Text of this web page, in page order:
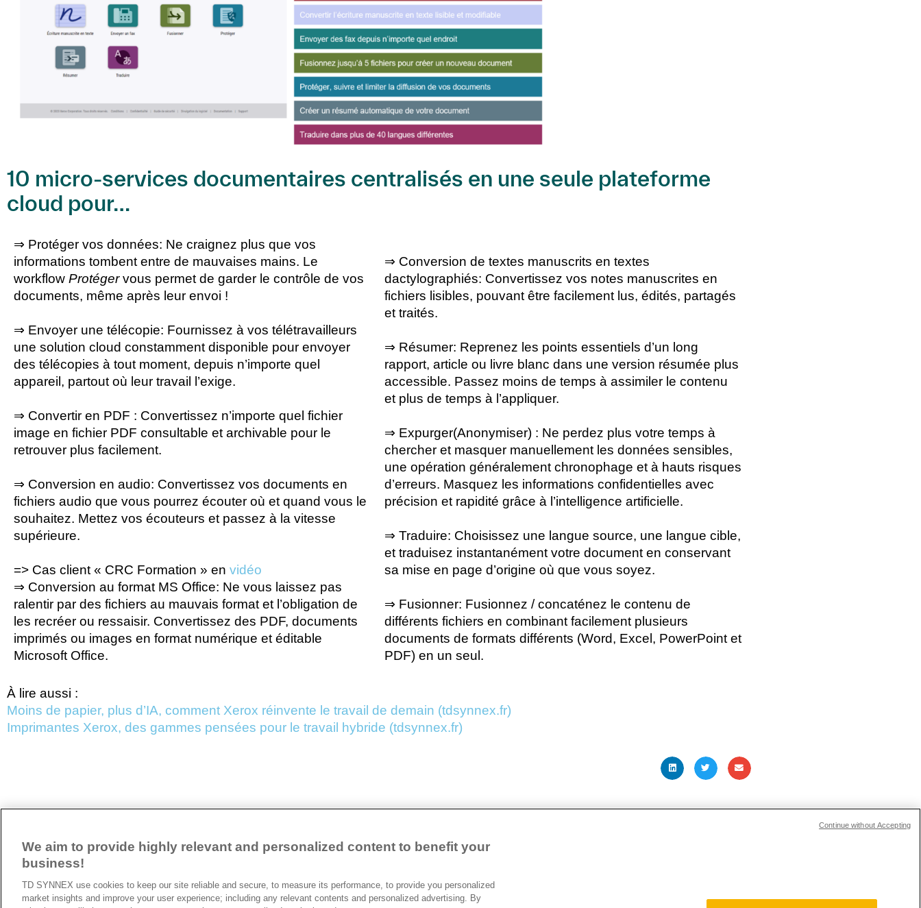
10 micro-services documentaires centralisés en une seule plateforme
cloud pour…
⇒ Protéger vos données: Ne craignez plus que vos
informations tombent entre de mauvaises mains. Le
workflow Protégervous permet de garder le contrôle de vos
documents, même après leur envoi !
⇒ Envoyer une télécopie: Fournissez à vos télétravailleurs
une solution cloud constamment disponible pour envoyer
des télécopies à tout moment, depuis n’importe quel
appareil, partout où leur travail l’exige.
⇒ Convertir en PDF : Convertissez n’importe quel fichier
image en fichier PDF consultable et archivable pour le
retrouver plus facilement.
⇒ Conversion en audio: Convertissez vos documents en
fichiers audio que vous pourrez écouter où et quand vous le
souhaitez. Mettez vos écouteurs et passez à la vitesse
supérieure.
=> Cas client« CRC Formation » en vidéo
⇒ Conversion au format MS Office: Ne vous laissez pas
ralentir par des fichiers au mauvais format et l’obligation de
les recréer ou ressaisir. Convertissez des PDF, documents
imprimés ou images en format numérique et éditable
Microsoft Office.
⇒ Conversion de textes manuscrits en textes
dactylographiés: Convertissez vos notes manuscrites en
fichiers lisibles, pouvant être facilement lus, édités, partagés
et traités.
⇒ Résumer: Reprenez les points essentiels d’un long
rapport, article ou livre blanc dans une version résumée plus
accessible. Passez moins de temps à assimiler le contenu
et plus de temps à l’appliquer.
⇒ Expurger(Anonymiser) : Ne perdez plus votre temps à
chercher et masquer manuellement les données sensibles,
une opération généralement chronophage et à hauts risques
d’erreurs. Masquez les informations confidentielles avec
précision et rapidité grâce à l’intelligence artificielle.
⇒ Traduire: Choisissez une langue source, une langue cible,
et traduisez instantanément votre document en conservant
sa mise en page d’origine où que vous soyez.
⇒ Fusionner: Fusionnez / concaténez le contenu de
différents fichiers en combinant facilement plusieurs
documents de formats différents (Word, Excel, PowerPoint et
PDF) en un seul.
À lire aussi :
Moins de papier, plus d’IA, comment Xerox réinvente le travail de demain (tdsynnex.fr)
Imprimantes Xerox, des gammes pensées pour le travail hybride (tdsynnex.fr)
A propos de TD SYNNEX
Historique
Devenir Client
Contact
We aim to provide highly relevant and personalized content to benefit your
business!
TD SYNNEX use cookies to keep our site reliable and secure, to measure its performance, to provide you personalized
market insights and improve your user experience; including any relevant contents and personalized advertising. By
Continue without Accepting